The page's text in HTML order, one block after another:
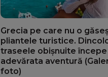
Grecia pe care nu o
pliantele turistice.
traseele obișnuite începe
adevărata aventură
foto)